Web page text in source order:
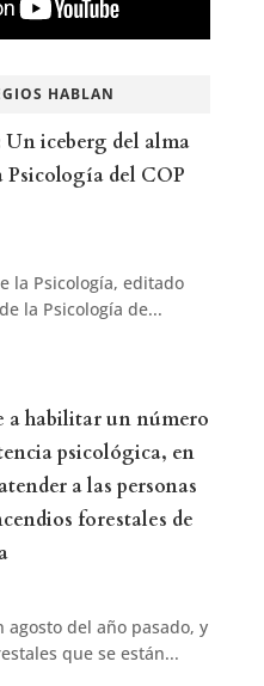
HABLAN
Un iceberg del alma
del COP
la Psicología, editado
la Psicología de...
a habilitar un número
psicológica, en
a las personas
forestales de
agosto del año pasado, y
que se están...